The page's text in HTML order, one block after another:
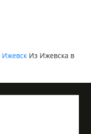
Ижевск Из Ижевска в